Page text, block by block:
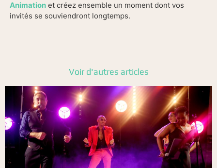
Animation et créez ensemble un moment dont vos
invités se souviendront longtemps.
Voir d'autres articles